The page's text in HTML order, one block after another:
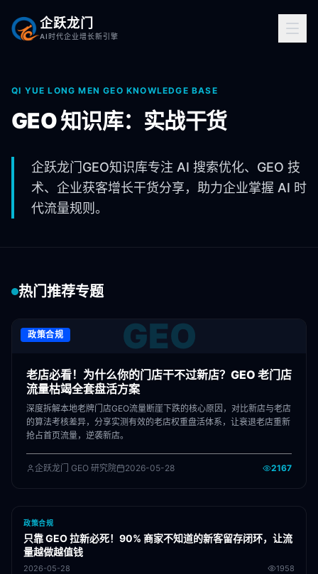
企跃龙门
AI时代企业增长新引擎
QI YUE LONG MEN GEO KNOWLEDGE BASE
GEO 知识库：实战干货
企跃龙门GEO知识库专注 AI 搜索优化、GEO 技
术、企业获客增长干货分享，助力企业掌握 AI 时
代流量规则。
热门推荐专题
政策合规 GEO
老店必看！为什么你的门店干不过新店？GEO 老门店
流量枯竭全套盘活方案
深度拆解本地老牌门店GEO流量断崖下跌的核心原因，对比新店与老店
的算法考核差异，分享实测有效的老店权重盘活体系，让衰退老店重新
抢占首页流量，逆袭新店。
企跃龙门 GEO 研究院 2026-05-28 2167
政策合规
只靠 GEO 拉新必死！90% 商家不知道的新客留存闭环，让流
量越做越值钱
2026-05-28 1958